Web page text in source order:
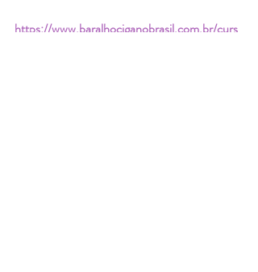
https://www.baralhociganobrasil.com.br/curs